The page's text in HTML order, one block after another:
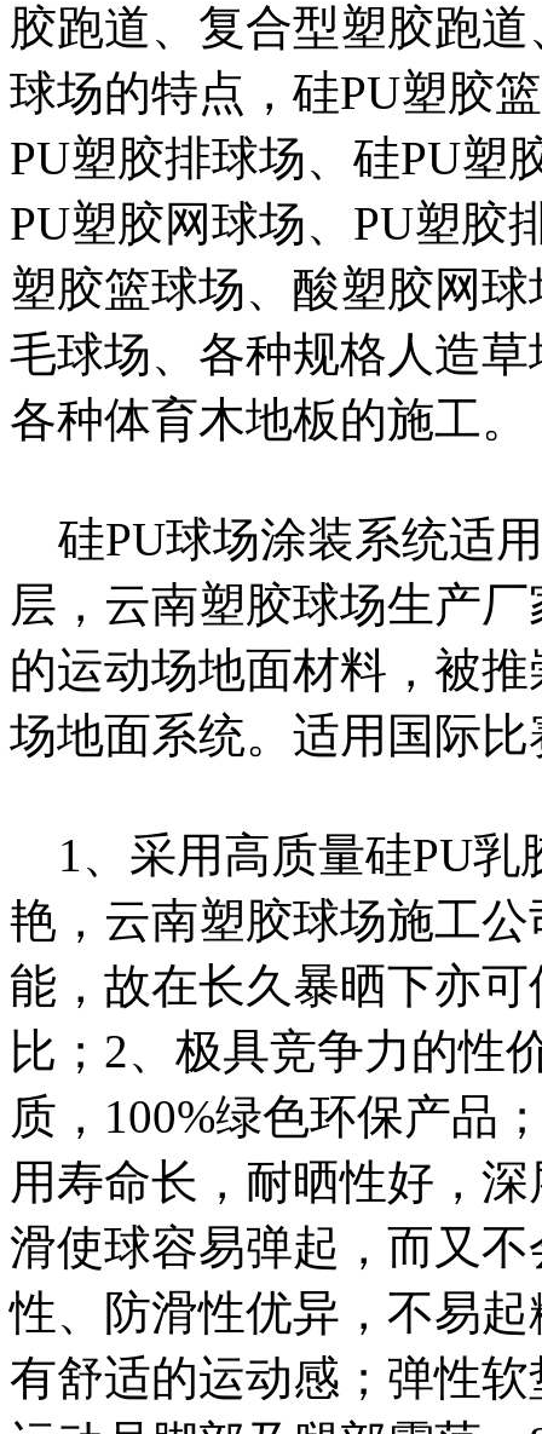
胶跑道、复合型塑胶跑
球场的特点，硅PU塑胶
PU塑胶排球场、硅PU塑
PU塑胶网球场、PU塑胶
塑胶篮球场、酸塑胶网
毛球场、各种规格人造
各种体育木地板的施工。
硅PU球场涂装系统适
层，云南塑胶球场生产
的运动场地面材料，被
场地面系统。适用国际
1、采用高质量硅PU乳
艳，云南塑胶球场施工
能，故在长久暴晒下亦
比；2、极具竞争力的性
质，100%绿色环保产品
用寿命长，耐晒性好，
滑使球容易弹起，而又
性、防滑性优异，不易
有舒适的运动感；弹性